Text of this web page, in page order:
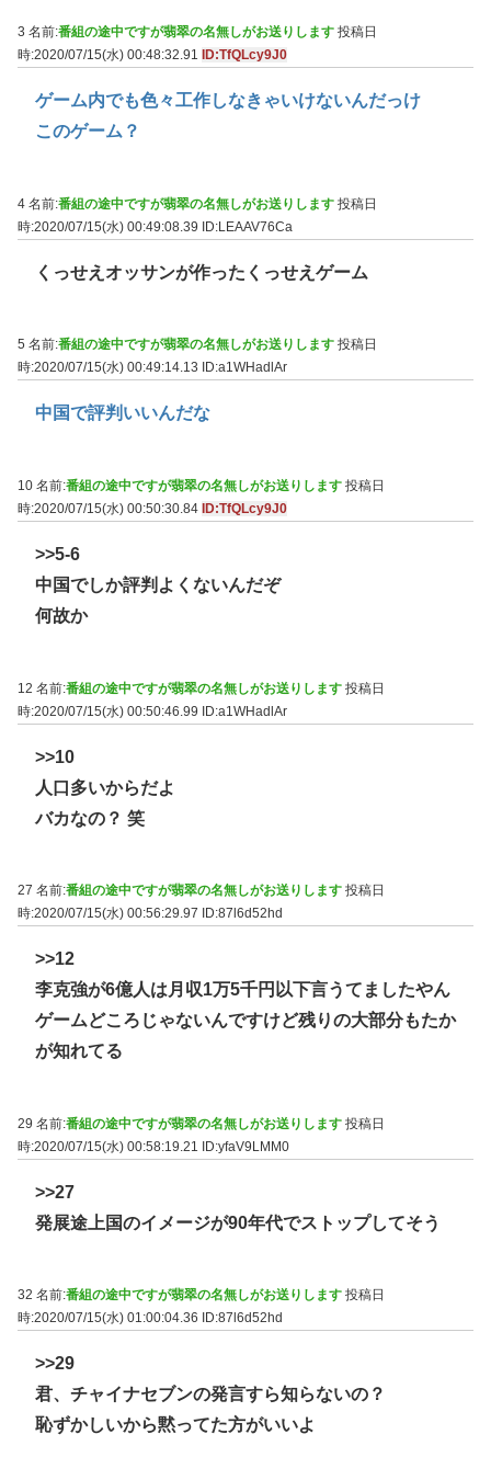
3 名前:番組の途中ですが翡翠の名無しがお送りします 投稿日
時:2020/07/15(水) 00:48:32.91
ID:TfQLcy9J0
ゲーム内でも色々工作しなきゃいけないんだっけ
このゲーム？
4 名前:番組の途中ですが翡翠の名無しがお送りします 投稿日
時:2020/07/15(水) 00:49:08.39 ID:LEAAV76Ca
くっせえオッサンが作ったくっせえゲーム
5 名前:番組の途中ですが翡翠の名無しがお送りします 投稿日
時:2020/07/15(水) 00:49:14.13
ID:a1WHadlAr
中国で評判いいんだな
10 名前:番組の途中ですが翡翠の名無しがお送りします 投稿日
時:2020/07/15(水) 00:50:30.84 ID:TfQLcy9J0
>>5-6
中国でしか評判よくないんだぞ
何故か
12 名前:番組の途中ですが翡翠の名無しがお送りします 投稿日
時:2020/07/15(水) 00:50:46.99 ID:a1WHadlAr
>>10
人口多いからだよ
バカなの？ 笑
27 名前:番組の途中ですが翡翠の名無しがお送りします 投稿日
時:2020/07/15(水) 00:56:29.97
ID:87l6d52hd
>>12
李克強が6億人は月収1万5千円以下言うてましたやん
ゲームどころじゃないんですけど残りの大部分もたか
が知れてる
29 名前:番組の途中ですが翡翠の名無しがお送りします 投稿日
時:2020/07/15(水) 00:58:19.21 ID:yfaV9LMM0
>>27
発展途上国のイメージが90年代でストップしてそう
32 名前:番組の途中ですが翡翠の名無しがお送りします 投稿日
時:2020/07/15(水) 01:00:04.36
ID:87l6d52hd
>>29
君、チャイナセブンの発言すら知らないの？
恥ずかしいから黙ってた方がいいよ